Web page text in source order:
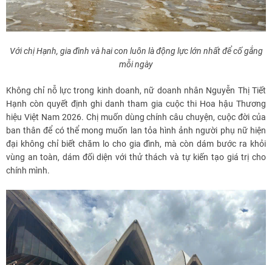
Với chị Hạnh, gia đình và hai con luôn là động lực lớn nhất để cố gắng
mỗi ngày
Không chỉ nỗ lực trong kinh doanh, nữ doanh nhân Nguyễn Thị Tiết
Hạnh còn quyết định ghi danh tham gia cuộc thi Hoa hậu Thương
hiệu Việt Nam 2026. Chị muốn dùng chính câu chuyện, cuộc đời của
ban thân để có thể mong muốn lan tỏa hình ảnh người phụ nữ hiện
đại không chỉ biết chăm lo cho gia đình, mà còn dám bước ra khỏi
vùng an toàn, dám đối diện với thử thách và tự kiến tạo giá trị cho
chính mình.